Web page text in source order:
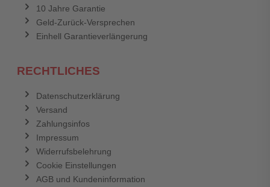
10 Jahre Garantie
Geld-Zurück-Versprechen
Einhell Garantieverlängerung
RECHTLICHES
Datenschutzerklärung
Versand
Zahlungsinfos
Impressum
Widerrufsbelehrung
Cookie Einstellungen
AGB und Kundeninformation